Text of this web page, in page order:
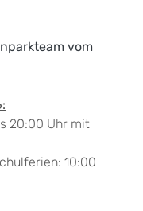
vom
20:00 Uhr mit
10:00